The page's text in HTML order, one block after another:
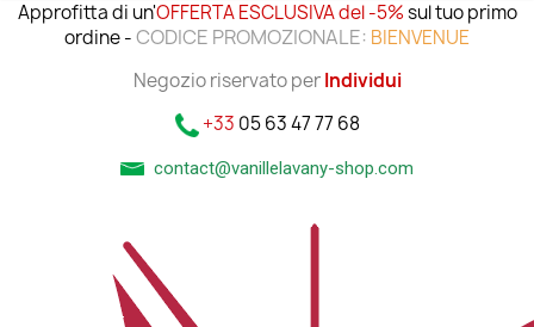
Approfitta di un'OFFERTA ESCLUSIVA del -5%sul tuo primo
ordine -CODICE PROMOZIONALE: BIENVENUE
Negozio riservato perIndividui
+33 05 63 47 77 68
contact@vanillelavany-shop.com